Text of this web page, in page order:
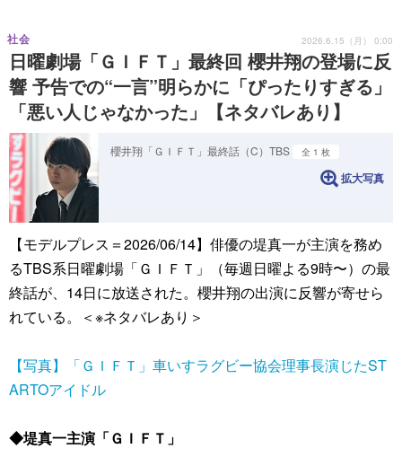
日曜劇場「ＧＩＦＴ」最終回 櫻井翔の登場に反
響 予告での“一言”明らかに「ぴったりすぎる」
「悪い人じゃなかった」【ネタバレあり】
社会 2026.6.15（月） 0:00
櫻井翔「ＧＩＦＴ」最終話（C）TBS 全 1 枚
拡大写真
【モデルプレス＝2026/06/14】俳優の堤真一が主演を務め
るTBS系日曜劇場「ＧＩＦＴ」（毎週日曜よる9時〜）の最
終話が、14日に放送された。櫻井翔の出演に反響が寄せら
れている。＜※ネタバレあり＞
【写真】「ＧＩＦＴ」車いすラグビー協会理事長演じたST
ARTOアイドル
◆堤真一主演「ＧＩＦＴ」